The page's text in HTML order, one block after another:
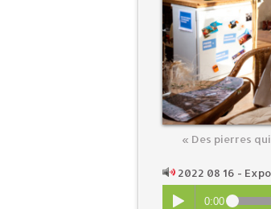
« Des pierres
2022 08 16 -
0:00